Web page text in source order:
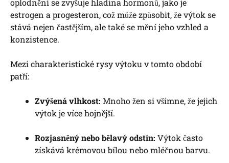
estrogen a progesteron, což může způsobit, že výtok se
stává nejen častějším, ale také se mění jeho vzhled a
konzistence.
Mezi charakteristické rysy výtoku v tomto období
patří:
Zvýšená vlhkost: Mnoho žen si všimne, že jejich
výtok je více hojnější.
Rozjasněný nebo bělavý odstín: Výtok často
získává krémovou bílou nebo mléčnou barvu.